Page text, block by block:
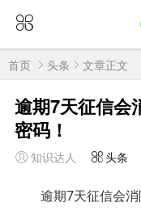
首页 头条 文章正文
逾期7天征信会
密码！
知识达人 头条
逾期7天征信会消